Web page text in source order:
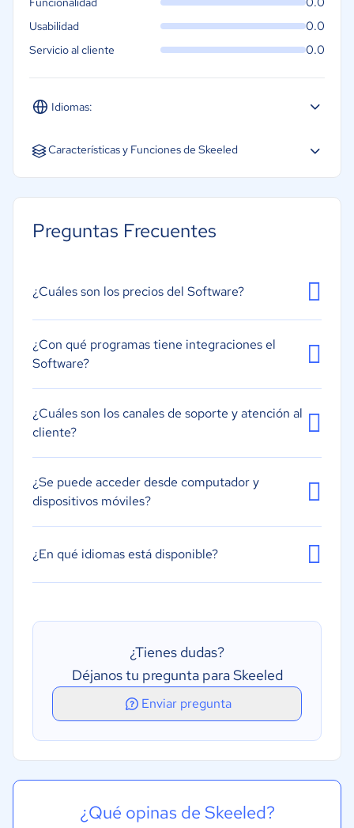
Idiomas:
Español Inglés
Usabilidad 0.0
Servicio al cliente 0.0
Características y Funciones de Skeeled
Evaluaciones
Búsqueda de CV
Publicación de ofertas de empleo
Recursos humanos internos
Preguntas Frecuentes
¿Cuáles son los precios del Software?
¿Con qué programas tiene integraciones el
Software?
¿Cuáles son los canales de soporte y atención al
cliente?
¿Se puede acceder desde computador y
dispositivos móviles?
¿En qué idiomas está disponible?
¿Tienes dudas?
Déjanos tu pregunta para Skeeled
Enviar pregunta
¿Qué opinas de Skeeled?